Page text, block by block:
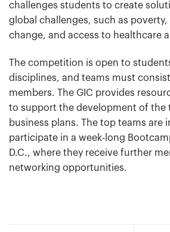
challenges students to create
global challenges, such as
change, and access to healthcare
The competition is open to
disciplines, and teams must
members. The GIC provides
to support the development of the
business plans. The top teams are
participate in a week-long
D.C., where they receive further
networking opportunities.